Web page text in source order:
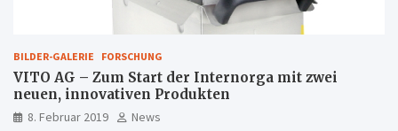
BILDER-GALERIE FORSCHUNG
VITO AG – Zum Start der Internorga mit zwei
neuen, innovativen Produkten
8. Februar 2019
News